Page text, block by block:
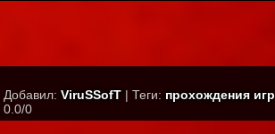
Добавил: ViruSSofT | Теги: прохождения игр
0.0/0